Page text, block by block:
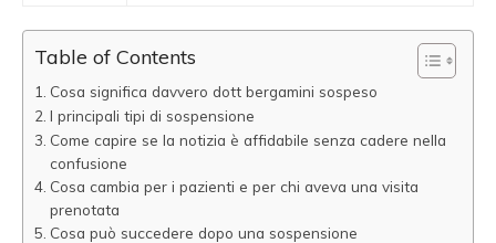
Table of Contents
Cosa significa davvero dott bergamini sospeso
I principali tipi di sospensione
Come capire se la notizia è affidabile senza cadere nella
confusione
Cosa cambia per i pazienti e per chi aveva una visita
prenotata
Cosa può succedere dopo una sospensione